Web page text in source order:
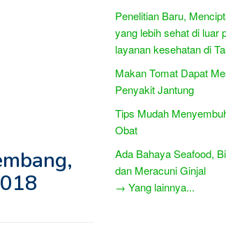
Penelitian Baru,
yang lebih sehat di luar
layanan kesehatan di
Makan Tomat Dapat
Penyakit Jantung
Tips Mudah
Obat
Ada Bahaya Seafood,
dan Meracuni Ginjal
→ Yang lainnya...